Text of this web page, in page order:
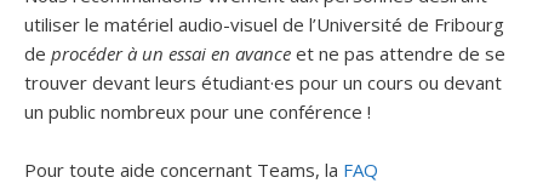
utiliser le matériel audio-visuel de l’Université de Fribourg
de procéder à un essai en avance et ne pas attendre de se
trouver devant leurs étudiant·es pour un cours ou devant
un public nombreux pour une conférence !
Pour toute aide concernant Teams, la FAQ